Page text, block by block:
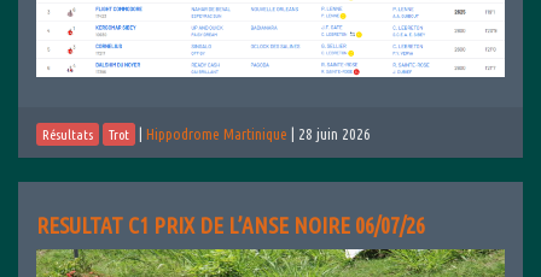
Résultats Trot Hippodrome Martinique 28 juin 2026
RESULTAT C1 PRIX DE L’ANSE NOIRE 06/07/26